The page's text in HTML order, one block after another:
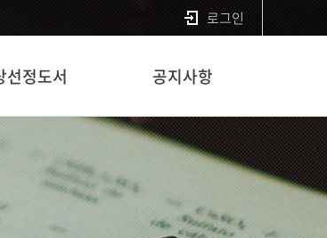
로그인
선정도서 공지사항